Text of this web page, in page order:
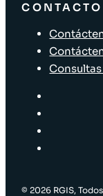
CONTACTO
© 2026 RGIS,